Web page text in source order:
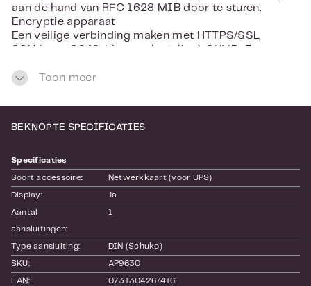
aan de hand van RFC 1628 MIB door te sturen.
Encryptie apparaat
Een veilige verbinding maken met HTTPS/SSL,
SSH (max. 2048-bits versleuteling), SNMPv3
Geschikt voor bewerking op een netwerk dat
Compatibel met voor SmartSlot geschikte
Compatibel met alle SmartSlot-UPS-
UPS Network Management Cards
Eigenschappen & voordelen
Beheerbaarheid
Melding
Laat je in kritieke situaties waarschuwen, zodat je
snel het probleem kunt oplossen.
Plannen
Met de door de gebruiker definieerbare
parameters kan de gebruiker de aangesloten
Toon meer
BEKNOPTE SPECIFICATIES
Specificaties
Soort accessoire: Netwerkkaart (voor UPS)
Display: Ja
Aantal
aansluitingen:
1
Type aansluiting: DIN (Schuko)
SKU: AP9630
EAN: 0731304267416